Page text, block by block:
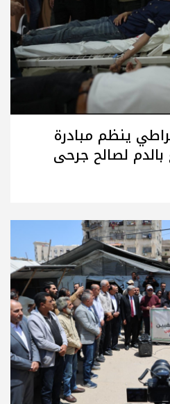
ينظم مبادرة
بالدم لصالح جرحى
مستشفى الأهلي